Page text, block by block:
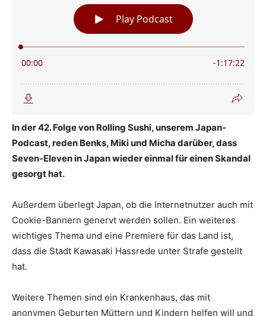
In der 42. Folge von Rolling Sushi, unserem Japan-
Podcast, reden Benks, Miki und Micha darüber, dass
Seven-Eleven in Japan wieder einmal für einen Skandal
gesorgt hat.
Außerdem überlegt Japan, ob die Internetnutzer auch mit
Cookie-Bannern genervt werden sollen. Ein weiteres
wichtiges Thema und eine Premiere für das Land ist,
dass die Stadt Kawasaki Hassrede unter Strafe gestellt
hat.
Weitere Themen sind ein Krankenhaus, das mit
anonymen Geburten Müttern und Kindern helfen will und